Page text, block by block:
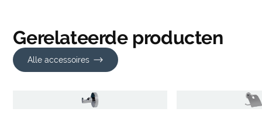
Gerelateerde producten
Alle accessoires